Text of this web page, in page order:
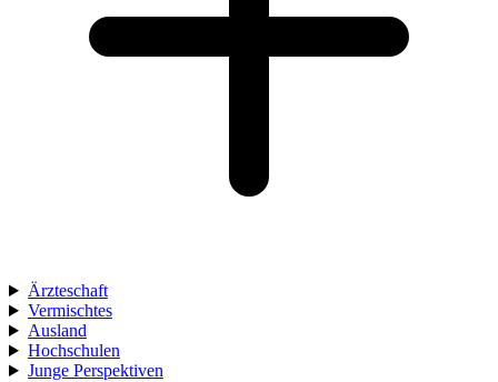
Ärzteschaft
Vermischtes
Ausland
Hochschulen
Junge Perspektiven